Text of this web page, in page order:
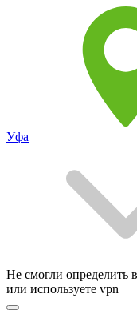
Уфа
Не смогли определить
или используете vpn